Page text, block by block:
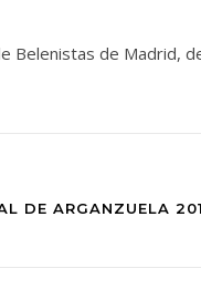
Belenistas de Madrid,
DE ARGANZUELA